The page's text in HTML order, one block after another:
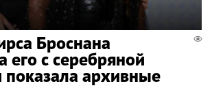
Броснана
его с серебряной
показала архивные